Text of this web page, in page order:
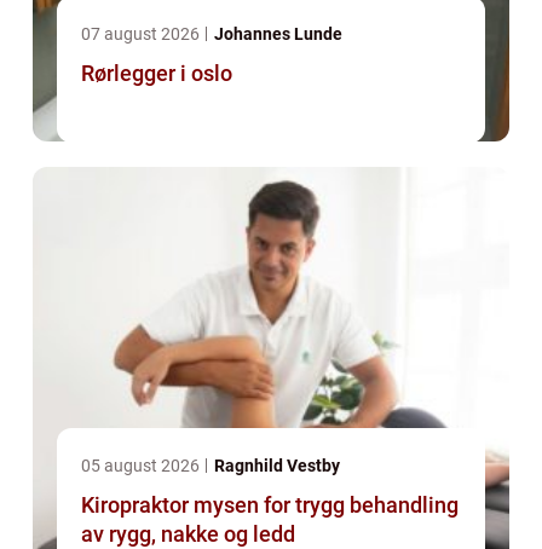
07 august 2026 Johannes Lunde
Rørlegger i oslo
05 august 2026 Ragnhild Vestby
Kiropraktor mysen for trygg behandling
av rygg, nakke og ledd